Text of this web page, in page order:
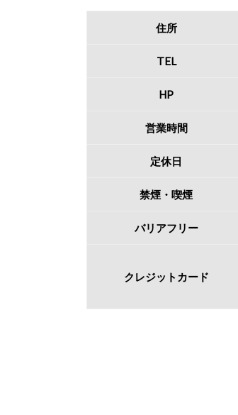
住所
TEL
HP
営業時間
定休日
禁煙・喫煙
バリアフリー
クレジットカード